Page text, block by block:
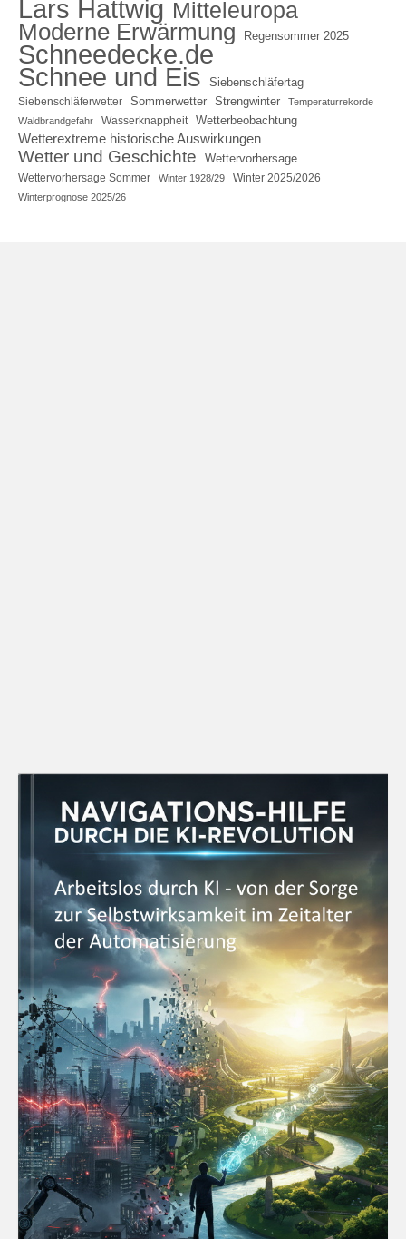
Lars Hattwig Mitteleuropa
Moderne Erwärmung Regensommer 2025
Schneedecke.de
Schnee und Eis Siebenschläfertag
Siebenschläferwetter Sommerwetter Strengwinter
Temperaturrekorde
Waldbrandgefahr
Wasserknappheit Wetterbeobachtung
Wetterextreme historische Auswirkungen
Wetter und Geschichte Wettervorhersage
Wettervorhersage Sommer Winter 1928/29 Winter 2025/2026
Winterprognose 2025/26